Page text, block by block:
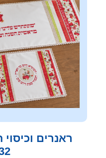
ראנרים
32